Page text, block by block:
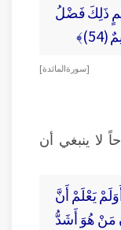
ذَلِكَ فَضْلُ
[ سورة المائدة ]
لا ينبغي أن
يَعْلَمْ أَنَّ
مَنْ هُوَ أَشَدُّ